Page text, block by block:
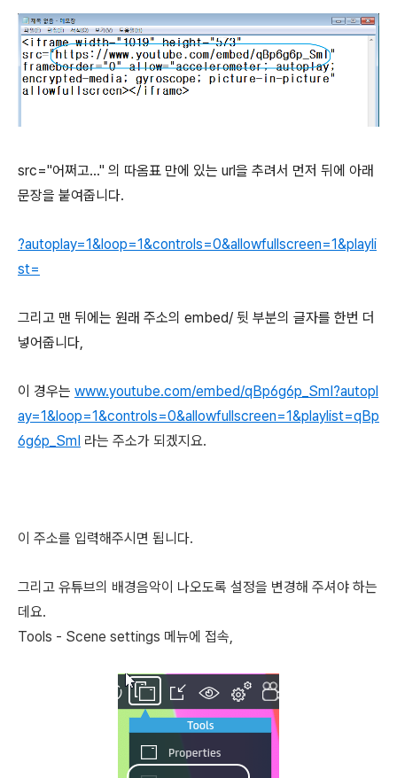
src="어쩌고..." 의 따옴표 만에 있는 url을 추려서 먼저 뒤에 아래
문장을 붙여줍니다.
?autoplay=1&loop=1&controls=0&allowfullscreen=1&playli
st=
그리고 맨 뒤에는 원래 주소의 embed/ 뒷 부분의 글자를 한번 더
넣어줍니다,
이 경우는 www.youtube.com/embed/qBp6g6p_SmI?autopl
ay=1&loop=1&controls=0&allowfullscreen=1&playlist=qBp
6g6p_SmI 라는 주소가 되겠지요.
이 주소를 입력해주시면 됩니다.
그리고 유튜브의 배경음악이 나오도록 설정을 변경해 주셔야 하는
데요.
Tools - Scene settings 메뉴에 접속,